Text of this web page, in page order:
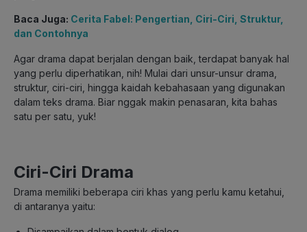
Baca Juga: Cerita Fabel: Pengertian, Ciri-Ciri, Struktur,
dan Contohnya
Agar drama dapat berjalan dengan baik, terdapat banyak hal
yang perlu diperhatikan, nih! Mulai dari unsur-unsur drama,
struktur, ciri-ciri, hingga kaidah kebahasaan yang digunakan
dalam teks drama. Biar nggak makin penasaran, kita bahas
satu per satu, yuk!
Ciri-Ciri Drama
Drama memiliki beberapa ciri khas yang perlu kamu ketahui,
di antaranya yaitu: